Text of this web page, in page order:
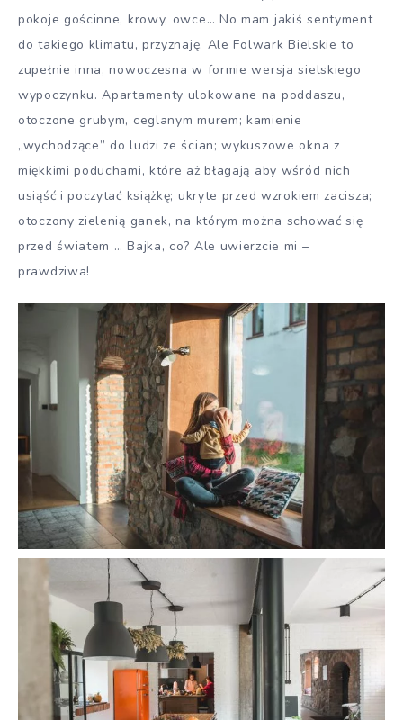
pokoje gościnne, krowy, owce… No mam jakiś sentyment
do takiego klimatu, przyznaję. Ale Folwark Bielskie to
zupełnie inna, nowoczesna w formie wersja sielskiego
wypoczynku. Apartamenty ulokowane na poddaszu,
otoczone grubym, ceglanym murem; kamienie
„wychodzące” do ludzi ze ścian; wykuszowe okna z
miękkimi poduchami, które aż błagają aby wśród nich
usiąść i poczytać książkę; ukryte przed wzrokiem zacisza;
otoczony zielenią ganek, na którym można schować się
przed światem … Bajka, co? Ale uwierzcie mi –
prawdziwa!